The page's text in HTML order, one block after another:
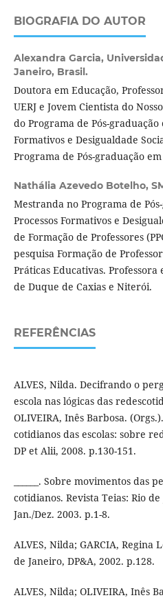
BIOGRAFIA DO AUTOR
Alexandra Garcia,
Janeiro, Brasil.
Doutora em Educação,
UERJ e Jovem Cientista do
do Programa de Pós-graduação
Formativos e Desigualdade
Programa de Pós-graduação em
Nathália Azevedo Botelho,
Mestranda no Programa de
Processos Formativos e
de Formação de Professores
pesquisa Formação de
Práticas Educativas.
de Duque de Caxias e Niterói.
REFERÊNCIAS
ALVES, Nilda. Decifrando o
escola nas lógicas das
OLIVEIRA, Inês Barbosa.
cotidianos das escolas: sobre
DP et Alii, 2008. p.130-151.
______. Sobre movimentos das
cotidianos. Revista Teias: Rio
Jan./Dez. 2003. p.1-8.
ALVES, Nilda; GARCIA, Regina
de Janeiro, DP&A, 2002. p.128.
ALVES, Nilda; OLIVEIRA, Inês